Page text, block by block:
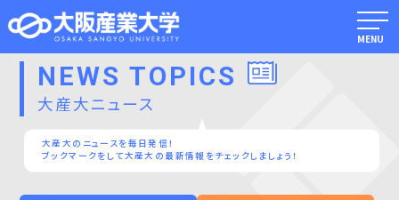
MENU
NEWS TOPICS
大産大ニュース
大産大のニュースを毎日発信！
ブックマークをして大産大の最新情報をチェックしましょう！